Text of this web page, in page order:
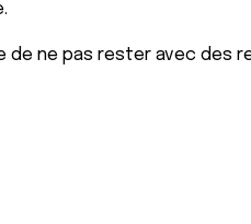
de ne pas rester avec